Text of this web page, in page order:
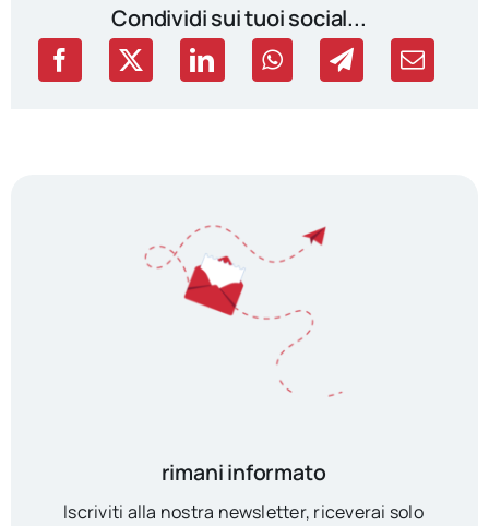
Condividi sui tuoi social...
rimani informato
Iscriviti alla nostra newsletter, riceverai solo